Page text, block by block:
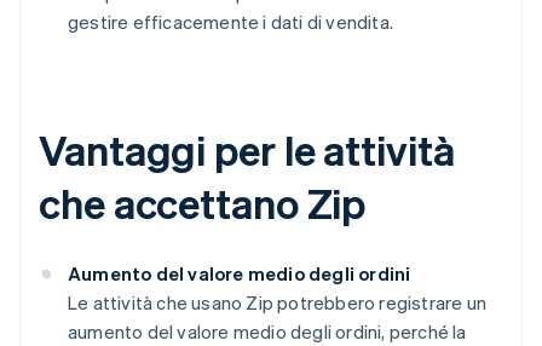
gestire efficacemente i dati di vendita.
Vantaggi per le attività
che accettano Zip
Aumento del valore medio degli ordini
Le attività che usano Zip potrebbero registrare un
aumento del valore medio degli ordini, perché la